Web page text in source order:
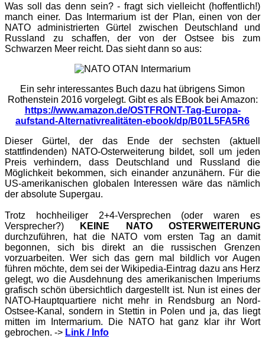
Was soll das denn sein? - fragt sich vielleicht (hoffentlich!)
manch einer. Das Intermarium ist der Plan, einen von der
NATO administrierten Gürtel zwischen Deutschland und
Russland zu schaffen, der von der Ostsee bis zum
Schwarzen Meer reicht. Das sieht dann so aus:
Ein sehr interessantes Buch dazu hat übrigens Simon
Rothenstein 2016 vorgelegt. Gibt es als EBook bei Amazon:
https://www.amazon.de/OSTFRONT-Tag-Europa-
aufstand-Alternativrealitäten-ebook/dp/B01L5FA5R6
Dieser Gürtel, der das Ende der sechsten (aktuell
stattfindenden) NATO-Osterweiterung bildet, soll um jeden
Preis verhindern, dass Deutschland und Russland die
Möglichkeit bekommen, sich einander anzunähern. Für die
US-amerikanischen globalen Interessen wäre das nämlich
der absolute Supergau.
Trotz hochheiliger 2+4-Versprechen (oder waren es
Versprecher?)
KEINE NATO OSTERWEITERUNG
durchzuführen, hat die NATO vom ersten Tag an damit
begonnen, sich bis direkt an die russischen Grenzen
vorzuarbeiten. Wer sich das gern mal bildlich vor Augen
führen möchte, dem sei der Wikipedia-Eintrag dazu ans Herz
gelegt, wo die Ausdehnung des amerikanischen Imperiums
grafisch schön übersichtlich dargestellt ist. Nun ist eines der
NATO-Hauptquartiere nicht mehr in Rendsburg an Nord-
Ostsee-Kanal, sondern in Stettin in Polen und ja, das liegt
mitten im Intermarium. Die NATO hat ganz klar ihr Wort
gebrochen. -> Link / Info